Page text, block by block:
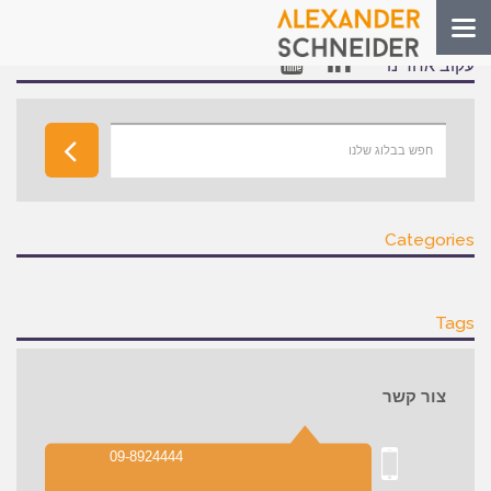
Toggle
navigation
עקוב אחרינו
Categories
Tags
צור קשר
09-8924444